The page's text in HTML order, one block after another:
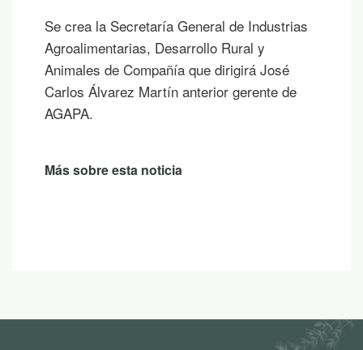
Se crea la Secretaría General de Industrias
Agroalimentarias, Desarrollo Rural y
Animales de Compañía que dirigirá José
Carlos Álvarez Martín anterior gerente de
AGAPA.
Más sobre esta noticia